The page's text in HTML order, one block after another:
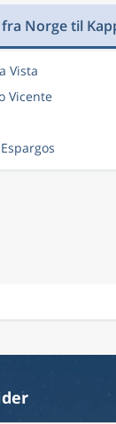
fra Norge til
Vista
Vicente